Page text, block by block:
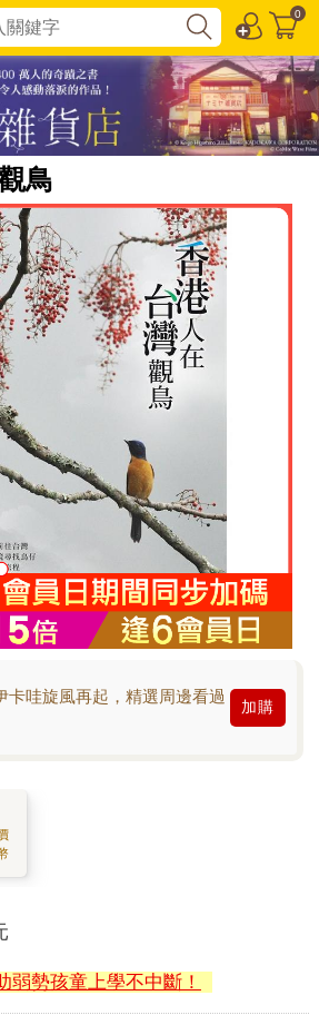
0
鳥
哇旋風再起，精選周邊看過
加購
弱勢孩童上學不中斷！